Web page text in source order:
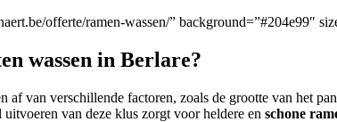
offerte/ramen-wassen/” background=”#204e99″
wassen in Berlare?
af van verschillende factoren, zoals de grootte van het
uitvoeren van deze klus zorgt voor heldere en schone